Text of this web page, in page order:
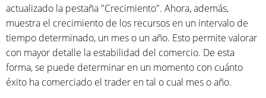
actualizado la pestaña "Crecimiento". Ahora, además,
muestra el crecimiento de los recursos en un intervalo de
tiempo determinado, un mes o un año. Esto permite valorar
con mayor detalle la estabilidad del comercio. De esta
forma, se puede determinar en un momento con cuánto
éxito ha comerciado el trader en tal o cual mes o año.